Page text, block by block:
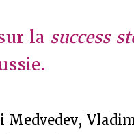
la success